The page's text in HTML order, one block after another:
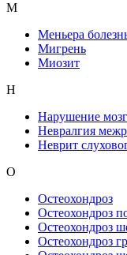
М
Меньера
Мигрень
Миозит
Н
Нарушение
Невралгия
Неврит
О
Остеохондроз
Остеохондроз
Остеохондроз
Остеохондроз